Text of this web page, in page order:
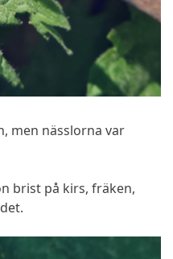
men nässlorna var
brist på kirs, fräken,